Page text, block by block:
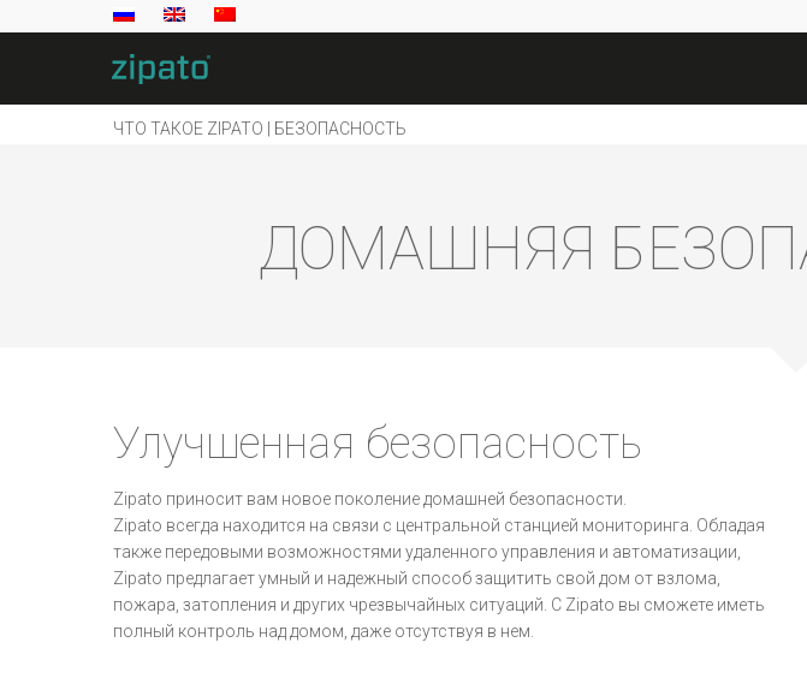
ЧТО ТАКОЕ ZIPATO | БЕЗОПАСНОСТЬ
ДОМАШНЯЯ
Улучшенная безопасность
Zipato приносит вам новое поколение домашней безопасности.
Zipato всегда находится на связи с центральной станцией мониторинга. Обладая
также передовыми возможностями удаленного управления и автоматизации,
Zipato предлагает умный и надежный способ защитить свой дом от взлома,
пожара, затопления и других чрезвычайных ситуаций. С Zipato вы сможете иметь
полный контроль над домом, даже отсутствуя в нем.